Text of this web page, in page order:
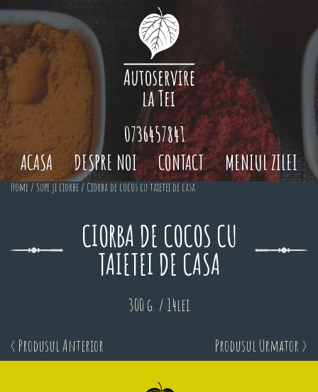
ACASA DESPRE NOI CONTACT MENIUL ZILEI
0736457841
Home / Supe și ciorbe / Ciorba de cocos cu taietei de casa
CIORBA DE COCOS CU
TAIETEI DE CASA
300 g. / 14lei
< Produsul Anterior Produsul Urmator >